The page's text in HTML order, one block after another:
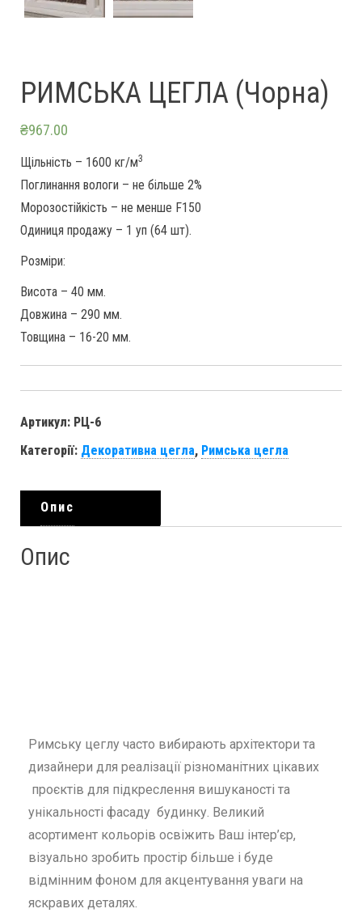
РИМСЬКА ЦЕГЛА (Чорна)
₴967.00
Щільність – 1600 кг/м3
Поглинання вологи – не більше 2%
Морозостійкість – не менше F150
Одиниця продажу – 1 уп (64 шт).
Розміри:
Висота – 40 мм.
Довжина – 290 мм.
Товщина – 16-20 мм.
Артикул: РЦ-6
Категорії: Декоративна цегла, Римська цегла
Опис
Опис
Римську цеглу часто вибирають архітектори та
дизайнери для реалізації різноманітних цікавих
проєктів для підкреслення вишуканості та
унікальності фасаду будинку. Великий
асортимент кольорів освіжить Ваш інтер’єр,
візуально зробить простір більше і буде
відмінним фоном для акцентування уваги на
яскравих деталях.